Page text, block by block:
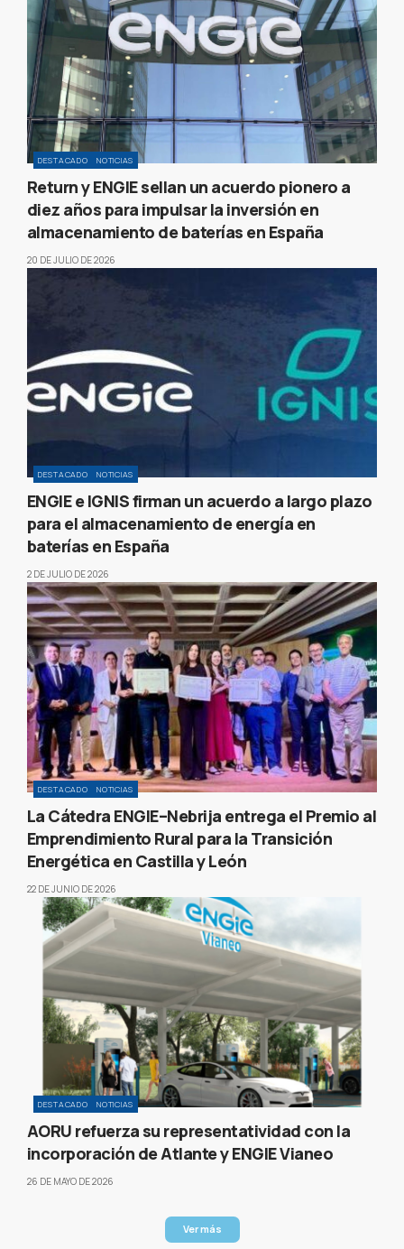
DESTACADO NOTICIAS
Return y ENGIE sellan un acuerdo pionero a
diez años para impulsar la inversión en
almacenamiento de baterías en España
20 DE JULIO DE 2026
DESTACADO NOTICIAS
ENGIE e IGNIS firman un acuerdo a largo plazo
para el almacenamiento de energía en
baterías en España
2 DE JULIO DE 2026
DESTACADO NOTICIAS
La Cátedra ENGIE–Nebrija entrega el Premio al
Emprendimiento Rural para la Transición
Energética en Castilla y León
22 DE JUNIO DE 2026
DESTACADO NOTICIAS
AORU refuerza su representatividad con la
incorporación de Atlante y ENGIE Vianeo
26 DE MAYO DE 2026
Ver más